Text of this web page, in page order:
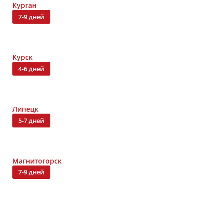
Курган
7-9 дней
Курск
4-6 дней
Липецк
5-7 дней
Магнитогорск
7-9 дней